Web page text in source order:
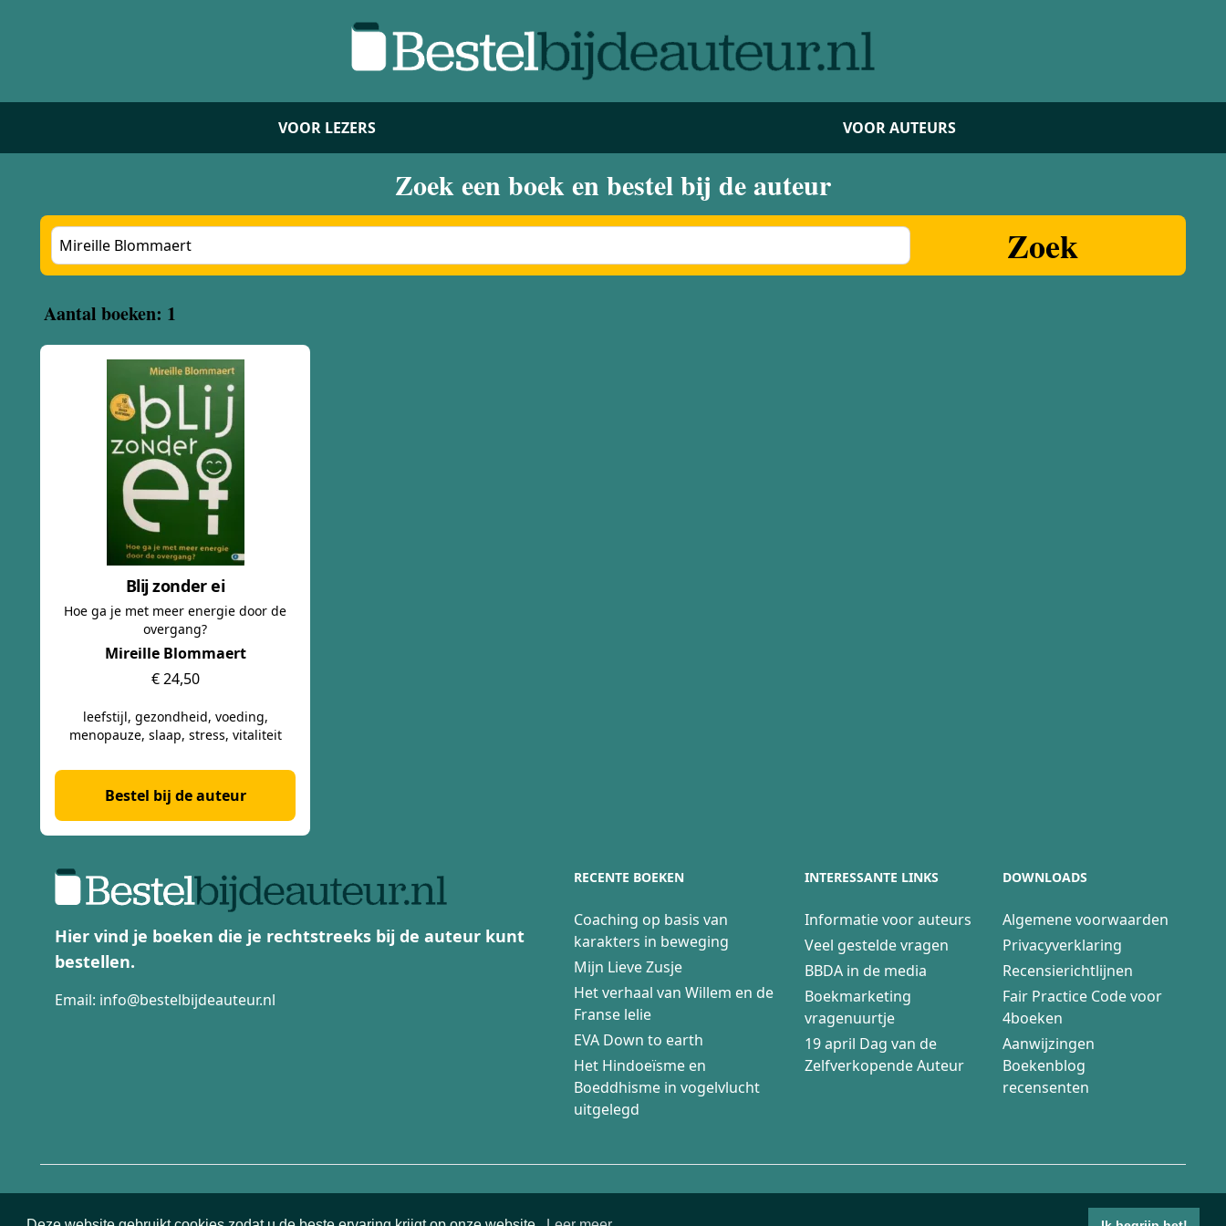
VOOR LEZERS VOOR AUTEURS
Zoek een boek en bestel bij de auteur
Zoek
Aantal boeken: 1
Blij zonder ei
Hoe ga je met meer energie door de
overgang?
Mireille Blommaert
€ 24,50
leefstijl, gezondheid, voeding,
menopauze, slaap, stress, vitaliteit
Bestel bij de auteur
Hier vind je boeken die je rechtstreeks bij de auteur kunt
bestellen.
Email: info@bestelbijdeauteur.nl
RECENTE BOEKEN
Coaching op basis van
karakters in beweging
Mijn Lieve Zusje
Het verhaal van Willem en de
Franse lelie
EVA Down to earth
Het Hindoeïsme en
Boeddhisme in vogelvlucht
uitgelegd
INTERESSANTE LINKS
Informatie voor auteurs
Veel gestelde vragen
BBDA in de media
Boekmarketing
vragenuurtje
19 april Dag van de
Zelfverkopende Auteur
DOWNLOADS
Algemene voorwaarden
Privacyverklaring
Recensierichtlijnen
Fair Practice Code voor
4boeken
Aanwijzingen
Boekenblog
recensenten
© 2026 Deze website is ontwikkeld en SEO geoptimaliseerd door Webburo-Spring